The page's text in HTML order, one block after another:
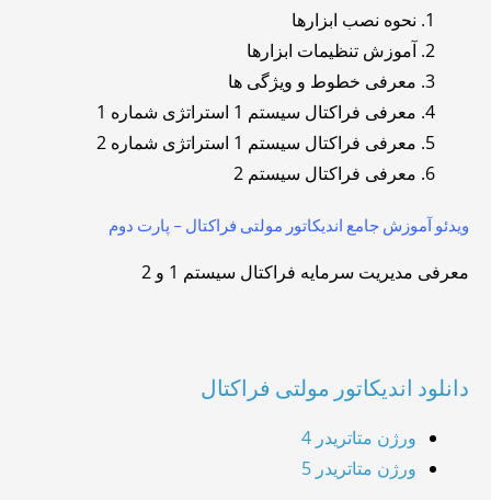
نحوه نصب ابزارها
آموزش تنظیمات ابزارها
معرفی خطوط و ویژگی ها
معرفی فراکتال سیستم 1 استراتژی شماره 1
معرفی فراکتال سیستم 1 استراتژی شماره 2
معرفی فراکتال سیستم 2
ویدئو آموزش جامع اندیکاتور مولتی فراکتال – پارت دوم
معرفی مدیریت سرمایه فراکتال سیستم 1 و 2
دانلود اندیکاتور مولتی فراکتال
ورژن متاتریدر 4
ورژن متاتریدر 5